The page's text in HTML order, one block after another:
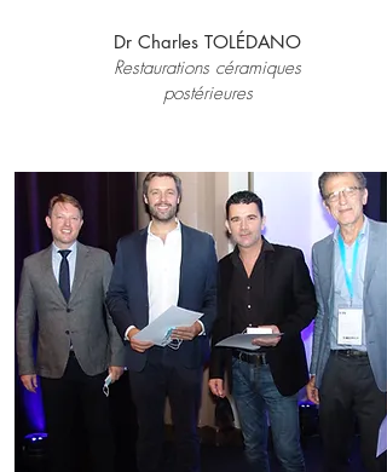
Dr Charles TOLÉDANO
Restaurations céramiques
postérieures